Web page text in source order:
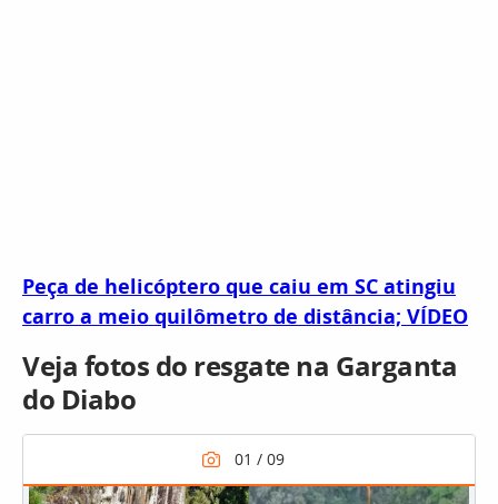
Peça de helicóptero que caiu em SC atingiu
carro a meio quilômetro de distância; VÍDEO
Veja fotos do resgate na Garganta
do Diabo